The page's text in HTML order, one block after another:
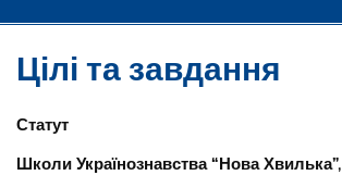
Цілі та завдання
Статут
Школи Українознавства “Нова Хвилька”,